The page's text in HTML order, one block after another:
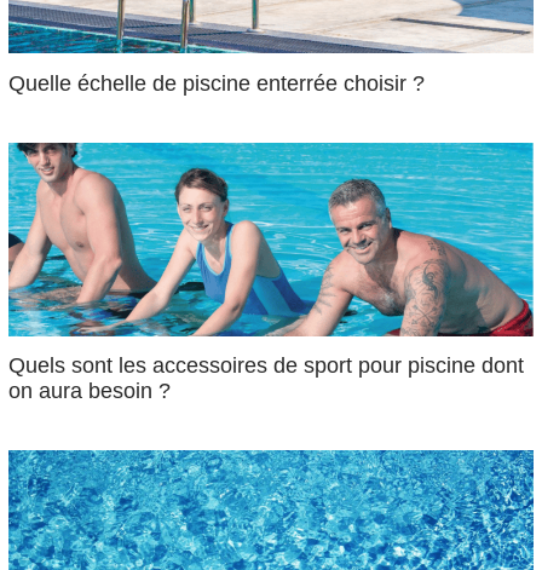
Quelle échelle de piscine enterrée choisir ?
Quels sont les accessoires de sport pour piscine dont
on aura besoin ?